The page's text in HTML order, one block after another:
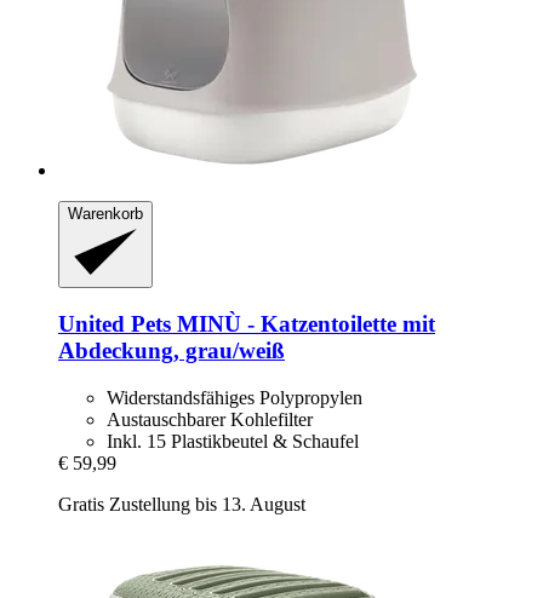
Warenkorb
United Pets MINÙ -​ Katzentoilette mit
Abdeckung, grau/weiß
Widerstandsfähiges Polypropylen
Austauschbarer Kohlefilter
Inkl. 15 Plastikbeutel & Schaufel
€ 59,99
Gratis Zustellung bis 13. August